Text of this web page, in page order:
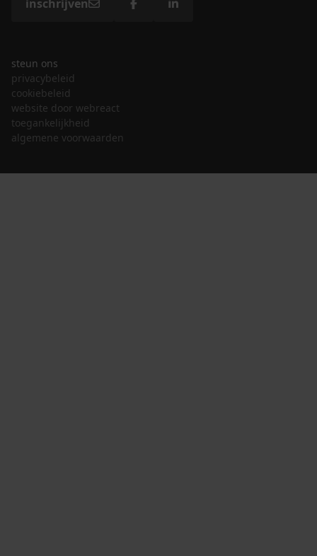
inschrijven
steun ons
privacybeleid
cookiebeleid
website door webreact
toegankelijkheid
algemene voorwaarden